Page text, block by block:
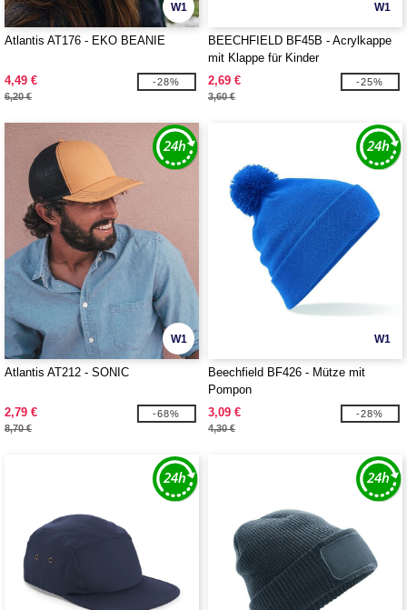
W1
Atlantis AT176 - EKO BEANIE
4,49 €
6,20 €
-28%
W1
BEECHFIELD BF45B - Acrylkappe
mit Klappe für Kinder
2,69 €
3,60 €
-25%
W1
Atlantis AT212 - SONIC
2,79 €
8,70 €
-68%
W1
Beechfield BF426 - Mütze mit
Pompon
3,09 €
4,30 €
-28%